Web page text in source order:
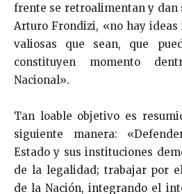
frente se retroalimentan y dan
Arturo Frondizi, «no hay
valiosas que sean, que
constituyen momento
Nacional».
Tan loable objetivo es
siguiente manera:
Estado y sus instituciones
de la legalidad; trabajar por
de la Nación, integrando el